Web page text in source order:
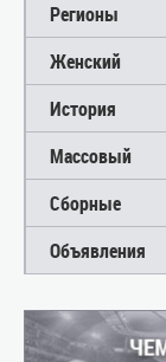
Регионы
Женский
История
Массовый
Сборные
Объявления